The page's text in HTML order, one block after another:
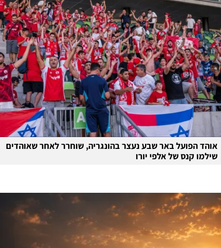
אוהד הפועל באר שבע נעצר בהונגריה, שוחרר לאחר שאוהדים
שילמו קנס של אלפי יורו